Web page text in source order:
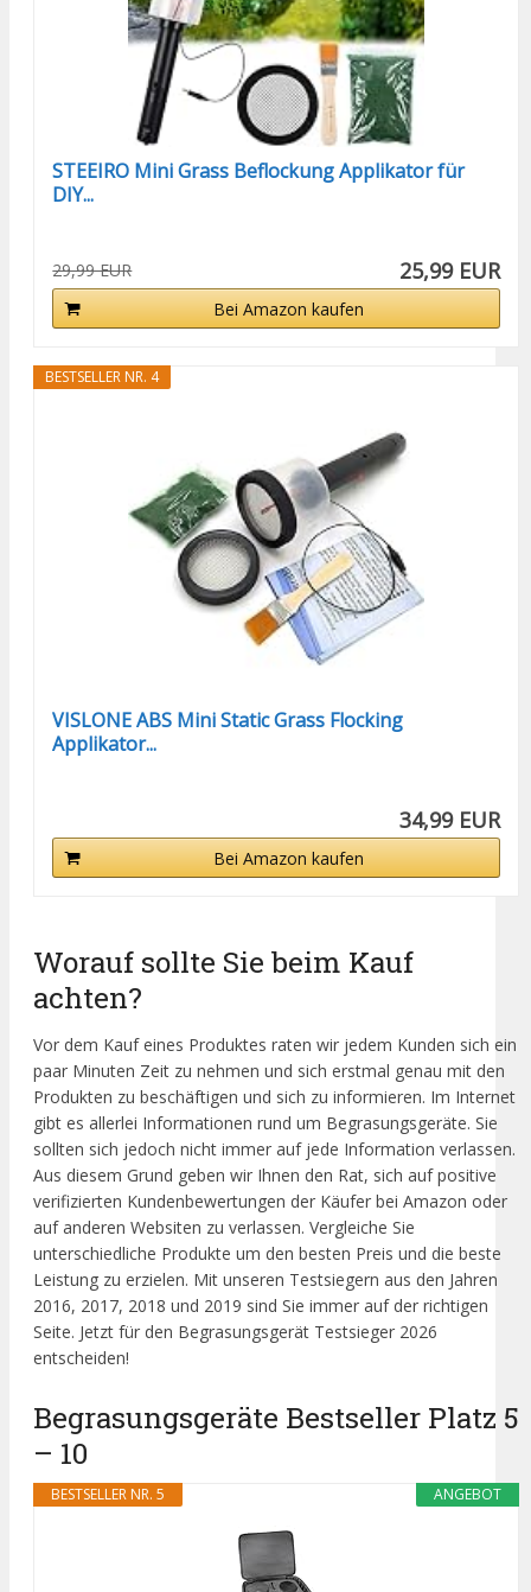
STEEIRO Mini Grass Beflockung Applikator für
DIY...
29,99 EUR 25,99 EUR
Bei Amazon kaufen
BESTSELLER NR. 4
VISLONE ABS Mini Static Grass Flocking
Applikator...
34,99 EUR
Bei Amazon kaufen
Worauf sollte Sie beim Kauf
achten?
Vor dem Kauf eines Produktes raten wir jedem Kunden sich ein
paar Minuten Zeit zu nehmen und sich erstmal genau mit den
Produkten zu beschäftigen und sich zu informieren. Im Internet
gibt es allerlei Informationen rund um Begrasungsgeräte. Sie
sollten sich jedoch nicht immer auf jede Information verlassen.
Aus diesem Grund geben wir Ihnen den Rat, sich auf positive
verifizierten Kundenbewertungen der Käufer bei Amazon oder
auf anderen Websiten zu verlassen. Vergleiche Sie
unterschiedliche Produkte um den besten Preis und die beste
Leistung zu erzielen. Mit unseren Testsiegern aus den Jahren
2016, 2017, 2018 und 2019 sind Sie immer auf der richtigen
Seite. Jetzt für den Begrasungsgerät Testsieger 2026
entscheiden!
Begrasungsgeräte Bestseller Platz 5
– 10
ANGEBOT
BESTSELLER NR. 5